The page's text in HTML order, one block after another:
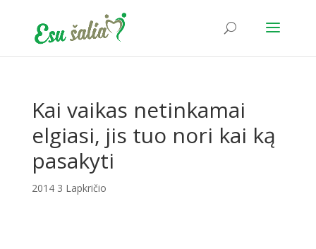
Kai vaikas netinkamai
elgiasi, jis tuo nori kai ką
pasakyti
2014 3 Lapkričio